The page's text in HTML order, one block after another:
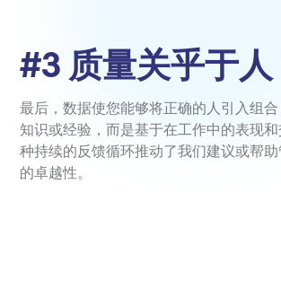
#3 质量关乎于人
最后，数据使您能够将正确的人引入组
知识或经验，而是基于在工作中的表现
种持续的反馈循环推动了我们建议或帮
的卓越性。